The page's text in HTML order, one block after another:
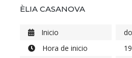
ÈLIA CASANOVA
Inicio
Hora de inicio